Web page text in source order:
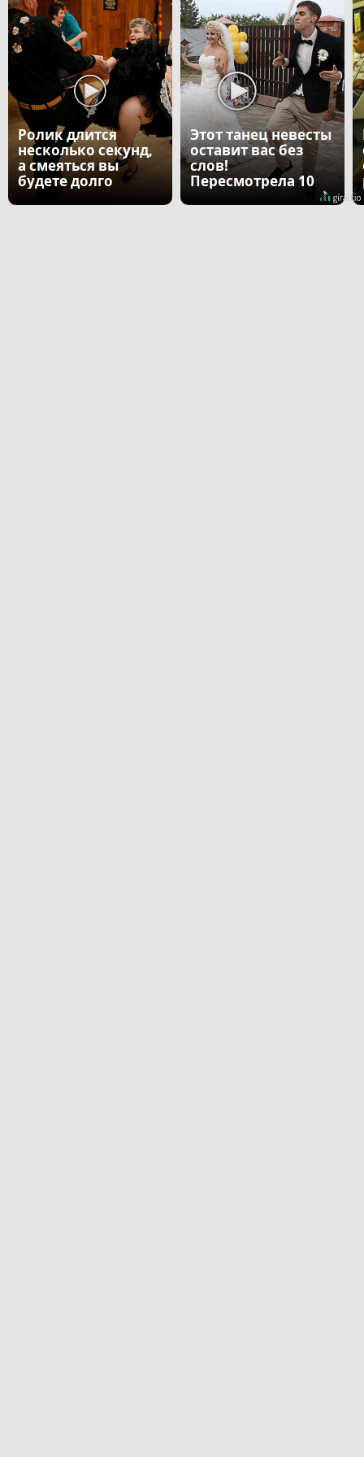
Ролик длится
несколько секунд,
а смеяться вы
будете долго
Этот танец невесты
оставит вас без
слов!
Пересмотрела 10